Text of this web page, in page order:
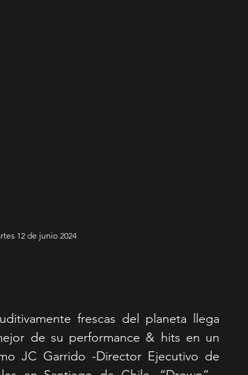
12 de junio 2024
frescas del planeta llega
de su performance & hits en un
JC Garrido -Director Ejecutivo de